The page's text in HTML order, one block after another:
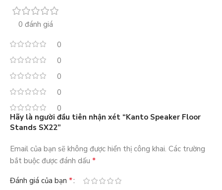
0 đánh giá
0
0
0
0
0
Hãy là người đầu tiên nhận xét “Kanto Speaker Floor
Stands SX22”
Email của bạn sẽ không được hiển thị công khai. Các trường
bắt buộc được đánh dấu *
Đánh giá của bạn *